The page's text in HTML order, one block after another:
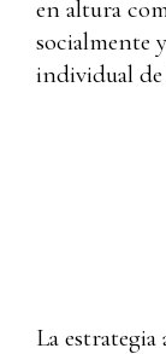
en altura
socialmente
individual de
La